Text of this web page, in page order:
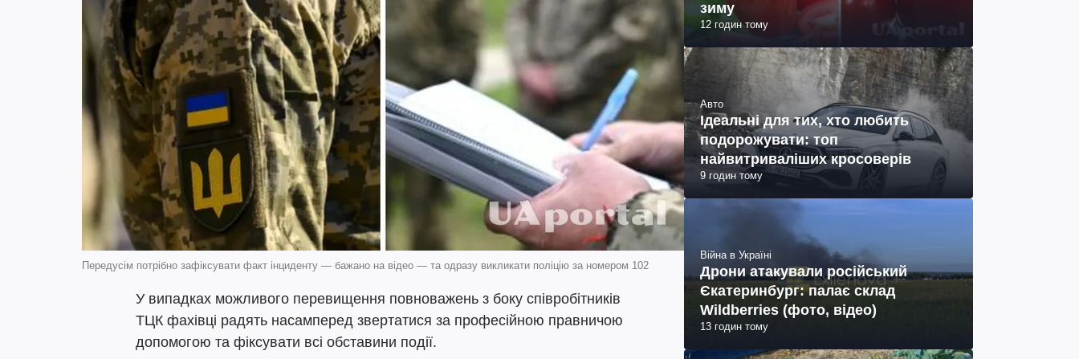
Передусім потрібно зафіксувати факт інциденту — бажано на відео — та одразу викликати поліцію за номером 102
У випадках можливого перевищення повноважень з боку співробітників
ТЦК фахівці радять насамперед звертатися за професійною правничою
допомогою та фіксувати всі обставини події.
зиму
12 годин тому
Авто
Ідеальні для тих, хто любить
подорожувати: топ
найвитриваліших кросоверів
9 годин тому
Війна в Україні
Дрони атакували російський
Єкатеринбург: палає склад
Wildberries (фото, відео)
13 годин тому